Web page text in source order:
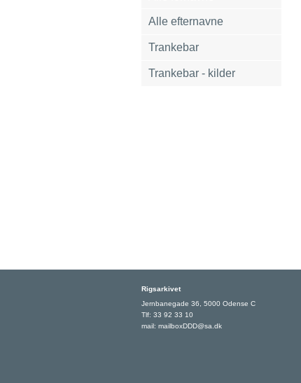
Alle efternavne
Trankebar
Trankebar - kilder
Rigsarkivet
Jernbanegade 36, 5000 Odense C
Tlf: 33 92 33 10
mail: mailboxDDD@sa.dk